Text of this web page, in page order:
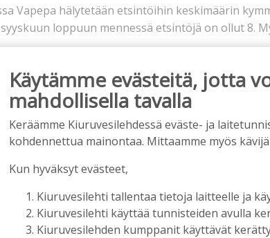
Vapepa hälytetään etsintöihin keskimäärin
loppuun mennessä etsintöjä on ollut 8.
tarvitaan etsinnöissä ja omaisten, läheisten
johtaa aina poliisi. Vapepa avustaa
Vapepalaiset johtavat vapaaehtoisten toimintaa.
etsintöihin tulee sellaisia vapaaehtoisia, joilla ei
ja he lähtevät kokeneemman etsijän
on muitakin tehtäviä kuin etsintä, esimerkiksi
evakuointia, majoitusta, muonitusta,
tehtäviä.
Käytämme evästeitä, jotta
mahdollisella tavalla
Keräämme Kiuruvesilehdessä eväste- ja
kohdennettua mainontaa. Mittaamme myös
Kun hyväksyt evästeet,
Kiuruvesilehti tallentaa tietoja laitteelle ja
Kiuruvesilehti käyttää tunnisteiden avulla
Kiuruvesilehden kumppanit käyttävät